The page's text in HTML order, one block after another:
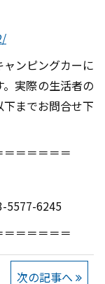
ンピングカーに
実際の生活者の
までお問合せ下
＝＝＝＝＝
6245
＝＝＝＝＝
次の記事へ